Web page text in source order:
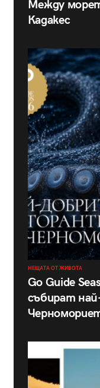
Между
Кадакес
НЕЩАТА ОТ ЖИВОТА
Go Guide
събират